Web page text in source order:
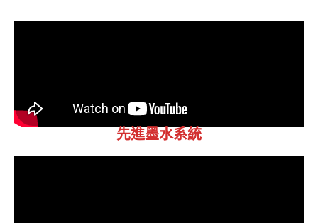
先進墨水系統